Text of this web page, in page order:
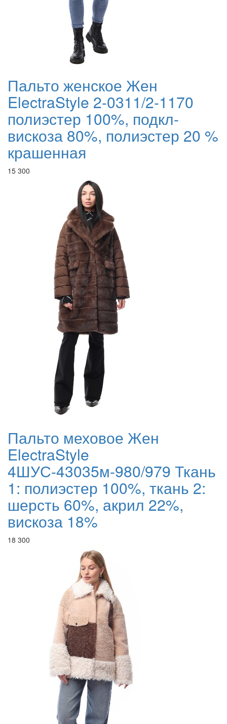
Пальто женское Жен
ElectraStyle 2-0311/2-1170
полиэстер 100%, подкл-
вискоза 80%, полиэстер 20 %
крашенная
15 300
Пальто меховое Жен
ElectraStyle
4ШУС-43035м-980/979 Ткань
1: полиэстер 100%, ткань 2:
шерсть 60%, акрил 22%,
вискоза 18%
18 300